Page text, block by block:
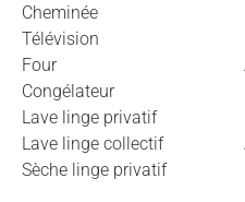
Cheminée
Télévision
Four
Congélateur
Lave linge privatif
Lave linge collectif
Sèche linge privatif